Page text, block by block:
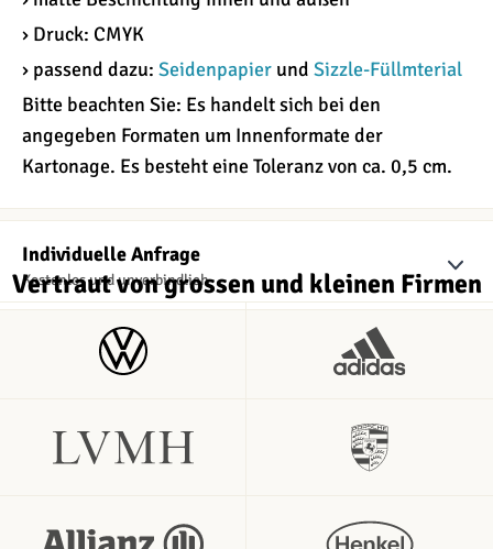
› Druck: CMYK
› passend dazu: Seidenpapier und Sizzle-Füllmterial
Bitte beachten Sie: Es handelt sich bei den
angegeben Formaten um Innenformate der
Kartonage. Es besteht eine Toleranz von ca. 0,5 cm.
Individuelle Anfrage
Kostenlos und unverbindlich
Vertraut von grossen und kleinen Firmen